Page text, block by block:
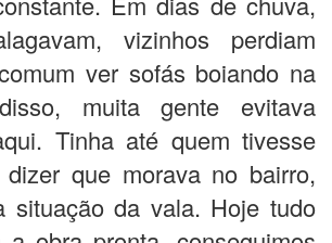
vizinhos perdiam
ver sofás boiando na
muita gente evitava
Tinha até quem tivesse
que morava no bairro,
situação da vala. Hoje tudo